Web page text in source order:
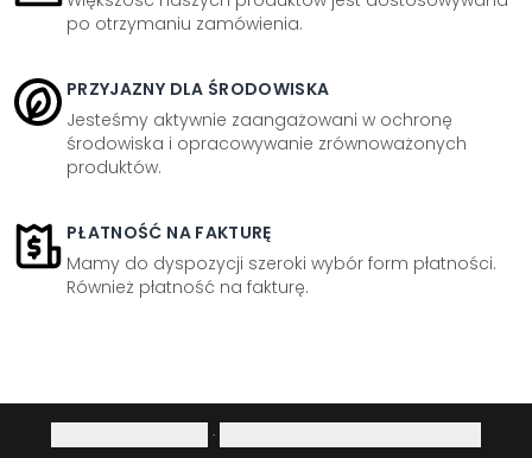
po otrzymaniu zamówienia.
PRZYJAZNY DLA ŚRODOWISKA
Jesteśmy aktywnie zaangażowani w ochronę
środowiska i opracowywanie zrównoważonych
produktów.
PŁATNOŚĆ NA FAKTURĘ
Mamy do dyspozycji szeroki wybór form płatności.
Również płatność na fakturę.
·